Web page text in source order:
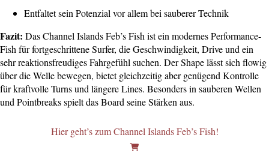
Entfaltet sein Potenzial vor allem bei sauberer Technik
Fazit: Das Channel Islands Feb’s Fish ist ein modernes Performance-
Fish für fortgeschrittene Surfer, die Geschwindigkeit, Drive und ein
sehr reaktionsfreudiges Fahrgefühl suchen. Der Shape lässt sich flowig
über die Welle bewegen, bietet gleichzeitig aber genügend Kontrolle
für kraftvolle Turns und längere Lines. Besonders in sauberen Wellen
und Pointbreaks spielt das Board seine Stärken aus.
Hier geht’s zum Channel Islands Feb’s Fish!